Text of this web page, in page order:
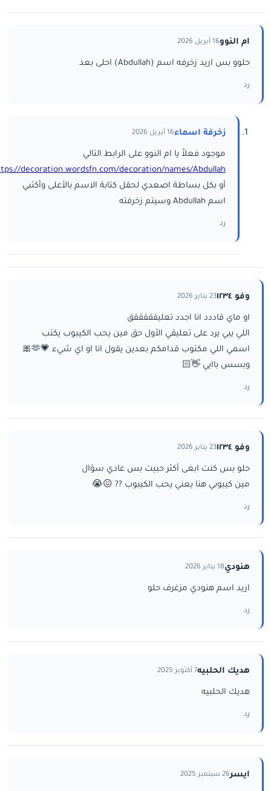
ام النوو16 أبريل 2026
حلوو بس اريد زخرفه اسم (Abdullah) احلى بعد
رد
زخرفة اسماء16 أبريل 2026
موجود فعلاً يا ام النوو على الرابط التالي
decoration.wordsfn.com/decoration/names/Abdullah/
أو بكل بساطة اصعدي لحقل كتابة الاسم بالأعلى وأكتبي
اسم Abdullah وسيتم زخرفته
رد
وفو ١٢٣٤ 23 يناير 2026
او ماي قاددد انا اجدد تعليقققققق
اللي يبي يرد على تعليقي الأول حق مين يحب الكيبوب يكتب
اسمي اللي مكتوب قدامكم بعدين يقول انا او اي شيء 💗🫶🎀
وبسس باايي 👋🏻
رد
وفو ١٢٣٤ 23 يناير 2026
حلو بس كنت ابغى أكثر حبيت بس عادي سؤال
مين كيبوبي هنا يعني يحب الكيبوب ?? 😖😭
رد
هنودي18 يناير 2026
اريد اسم هنودي مزغرف حلو
رد
هديك الحلبيه7 أكتوبر 2025
هديك الحلبيه
رد
ايسر26 سبتمبر 2025